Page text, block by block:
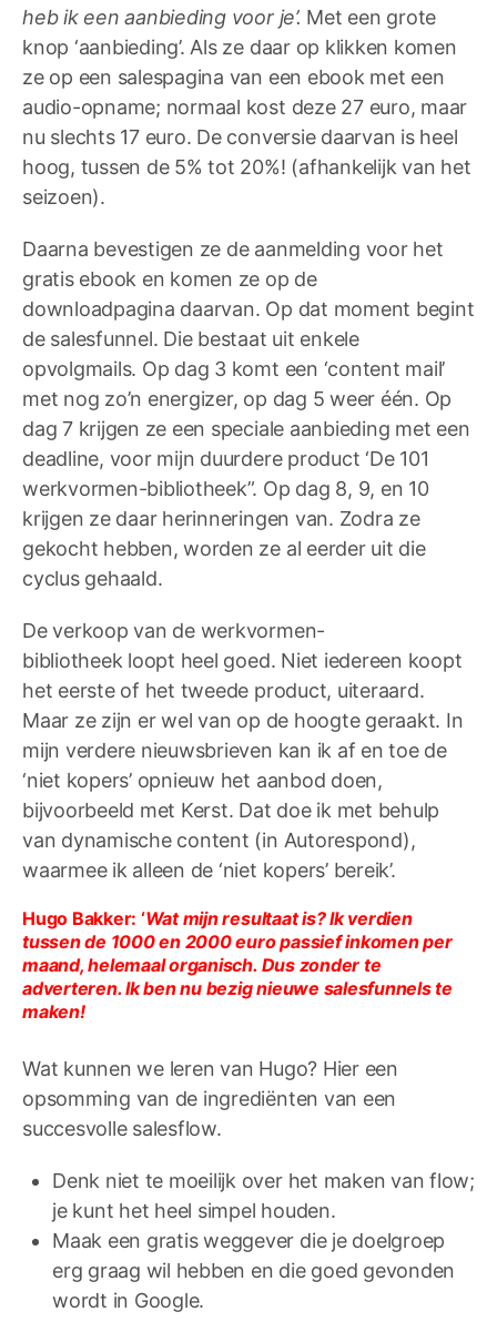
heb ik een aanbieding voor je’. Met een grote
knop ‘aanbieding’. Als ze daar op klikken komen
ze op een salespagina van een ebook met een
audio-opname; normaal kost deze 27 euro, maar
nu slechts 17 euro. De conversie daarvan is heel
hoog, tussen de 5% tot 20%! (afhankelijk van het
seizoen).
Daarna bevestigen ze de aanmelding voor het
gratis ebook en komen ze op de
downloadpagina daarvan. Op dat moment begint
de salesfunnel. Die bestaat uit enkele
opvolgmails. Op dag 3 komt een ‘content mail’
met nog zo’n energizer, op dag 5 weer één. Op
dag 7 krijgen ze een speciale aanbieding met een
deadline, voor mijn duurdere product ‘De 101
werkvormen-bibliotheek”. Op dag 8, 9, en 10
krijgen ze daar herinneringen van. Zodra ze
gekocht hebben, worden ze al eerder uit die
cyclus gehaald.
De verkoop van de werkvormen-
bibliotheek loopt heel goed. Niet iedereen koopt
het eerste of het tweede product, uiteraard.
Maar ze zijn er wel van op de hoogte geraakt. In
mijn verdere nieuwsbrieven kan ik af en toe de
‘niet kopers’ opnieuw het aanbod doen,
bijvoorbeeld met Kerst. Dat doe ik met behulp
van dynamische content (in Autorespond),
waarmee ik alleen de ‘niet kopers’ bereik’.
Hugo Bakker: ‘Wat mijn resultaat is? Ik verdien
tussen de 1000 en 2000 euro passief inkomen per
maand, helemaal organisch. Dus zonder te
adverteren. Ik ben nu bezig nieuwe salesfunnels te
maken!
Wat kunnen we leren van Hugo? Hier een
opsomming van de ingrediënten van een
succesvolle salesflow.
Denk niet te moeilijk over het maken van flow;
je kunt het heel simpel houden.
Maak een gratis weggever die je doelgroep
erg graag wil hebben en die goed gevonden
wordt in Google.